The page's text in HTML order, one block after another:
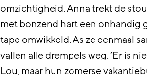
omzichtigheid. Anna trekt de
met bonzend hart een onhandig
tape omwikkeld. As ze eenmaal
vallen alle drempels weg. ‘Er is
Lou, maar hun zomerse